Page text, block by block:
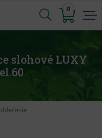
0
slohové LUXY